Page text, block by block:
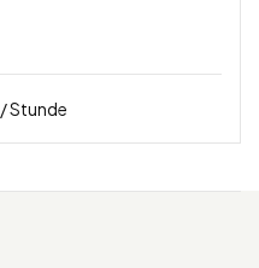
/ Stunde